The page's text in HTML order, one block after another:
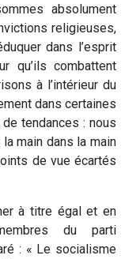
absolument
religieuses,
dans l’esprit
qu’ils combattent
à l’intérieur du
dans certaines
tendances : nous
main dans la main
de vue écartés
à titre égal et en
du parti
: « Le socialisme